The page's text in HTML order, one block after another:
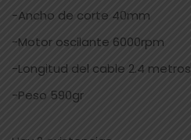
-Ancho de corte 40mm
-Motor oscilante 6000rpm
-Longitud del cable 2.4 metros
-Peso 590gr